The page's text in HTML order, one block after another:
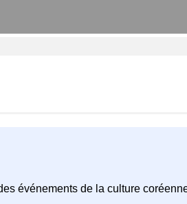
événements de la culture